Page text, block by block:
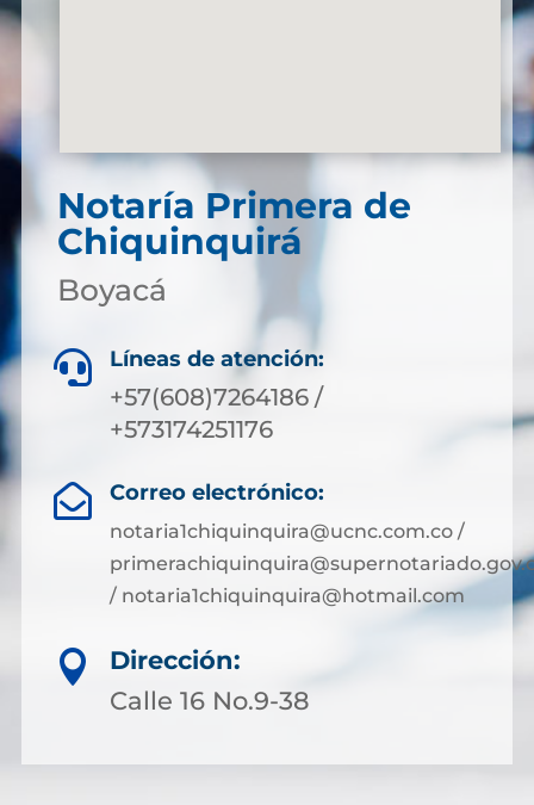
Notaría Primera de
Chiquinquirá
Boyacá
 Líneas de atención:
+57(608)7264186 /
+573174251176
 Correo electrónico:
notaria1chiquinquira@ucnc.com.co /
/ notaria1chiquinquira@hotmail.com

Dirección:
Calle 16 No.9-38